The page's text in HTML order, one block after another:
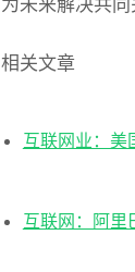
相关文章
互联网业：美
互联网：阿里